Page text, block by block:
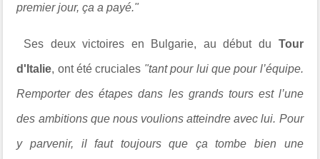
premier jour, ça a payé."
Ses deux victoires en Bulgarie, au début du Tour
d'Italie, ont été cruciales "tant pour lui que pour l’équipe.
Remporter des étapes dans les grands tours est l’une
des ambitions que nous voulions atteindre avec lui. Pour
y parvenir, il faut toujours que ça tombe bien une